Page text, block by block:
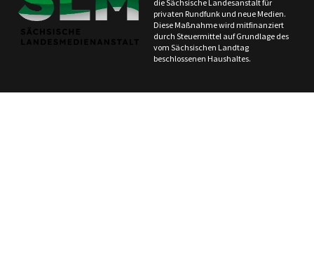
die Sächsische Landesanstalt für
privaten Rundfunk und neue Medien.
Diese Maßnahme wird mitfinanziert
durch Steuermittel auf Grundlage des
vom Sächsischen Landtag
beschlossenen Haushaltes.